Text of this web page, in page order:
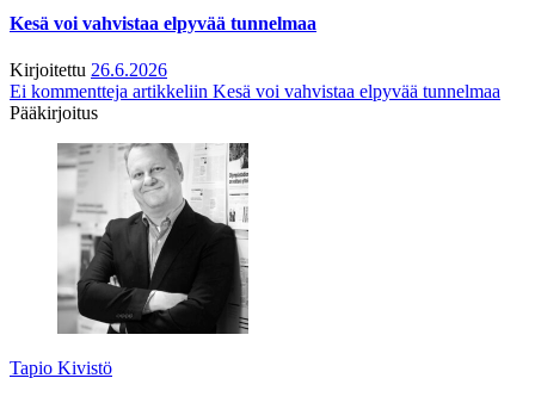
Kesä voi vahvistaa elpyvää tunnelmaa
Kirjoitettu 26.6.2026
Ei kommentteja artikkeliin Kesä voi vahvistaa elpyvää tunnelmaa
Pääkirjoitus
Tapio Kivistö